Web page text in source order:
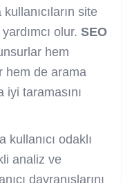
site
olur. SEO
hem
hem de arama
iyi taramasını
kullanıcı odaklı
analiz ve
davranışlarını